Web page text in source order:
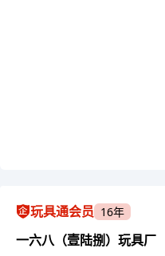
玩具通会员 16年
一六八（壹陆捌）玩具厂